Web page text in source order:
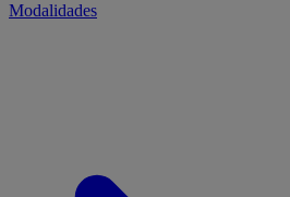
Modalidades